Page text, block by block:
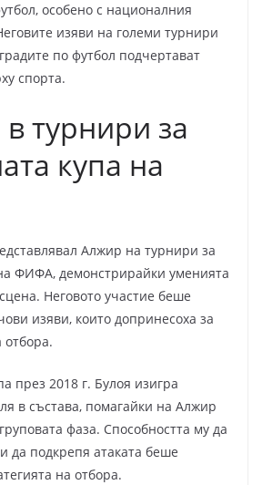
особено с националния
изяви на големи турнири
по футбол подчертават
спорта.
турнири за
купа на
Алжир на турнири за
ФИФА, демонстрирайки уменията
Неговото участие беше
изяви, които допринесоха за
през 2018 г. Булоя изигра
в състава, помагайки на Алжир
фаза. Способността му да
да подкрепя атаката беше
на отбора.